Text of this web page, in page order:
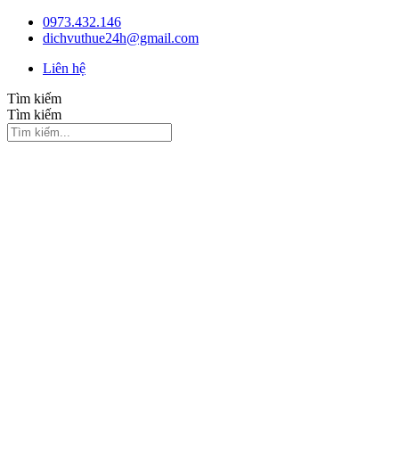
Chuyển
dung
0973.432.146
dichvuthue24h@gmail.com
Liên hệ
Tìm kiếm
Tìm kiếm